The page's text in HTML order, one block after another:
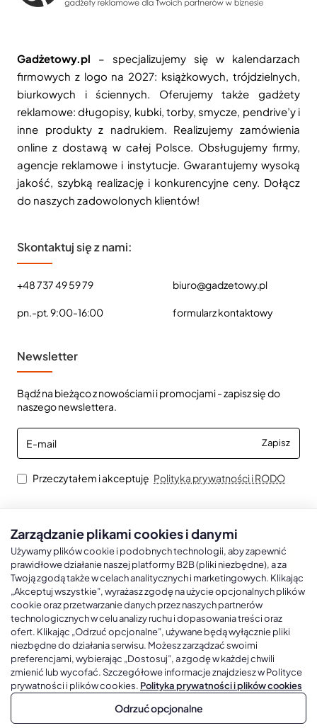
Gadżetowy.pl – specjalizujemy się w kalendarzach
firmowych z logo na 2027: książkowych, trójdzielnych,
biurkowych i ściennych. Oferujemy także gadżety
reklamowe: długopisy, kubki, torby, smycze, pendrive’y i
inne produkty z nadrukiem. Realizujemy zamówienia
online z dostawą w całej Polsce. Obsługujemy firmy,
agencje reklamowe i instytucje. Gwarantujemy wysoką
jakość, szybką realizację i konkurencyjne ceny. Dołącz
do naszych zadowolonych klientów!
Skontaktuj się z nami:
+48 737 49 59 79
pn.-pt. 9:00-16:00
biuro@gadzetowy.pl
formularz kontaktowy
Newsletter
Bądź na bieżąco z nowościami i promocjami - zapisz się do
naszego newslettera.
E-
mail
Zapisz
Przeczytałem i akceptuję Polityka prywatności i RODO
Kalendarze książkowe
Kalendarze książkowe A5
Kalendarze książkowe A4
Kalendarze książkowe B5
Kalendarze książkowe A6 i B6
Kalendarze książkowe z własną oprawą
Kalendarze Ścienne
Kalendarze trójdzielne
Kalendarze jednodzielne
Kalendarze czterodzielne
Kalendarze Wieloplanszowe
Kalendarze Wielopanszowe, Plakatowe
Zarządzanie plikami cookies i danymi
Używamy plików cookie i podobnych technologii, aby zapewnić
prawidłowe działanie naszej platformy B2B (pliki niezbędne), a za
Twoją zgodą także w celach analitycznych i marketingowych. Klikając
„Akceptuj wszystkie”, wyrażasz zgodę na użycie opcjonalnych plików
cookie oraz przetwarzanie danych przez naszych partnerów
technologicznych w celu analizy ruchu i dopasowania treści oraz
ofert. Klikając „Odrzuć opcjonalne”, używane będą wyłącznie pliki
niezbędne do działania serwisu. Możesz zarządzać swoimi
preferencjami, wybierając „Dostosuj”, a zgodę w każdej chwili
zmienić lub wycofać. Szczegółowe informacje znajdziesz w Polityce
prywatności i plików cookies. Polityka prywatności i plików cookies
Odrzuć opcjonalne